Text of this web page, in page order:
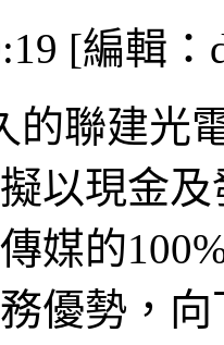
[編輯：
的聯建光
以現金
媒的
優勢，